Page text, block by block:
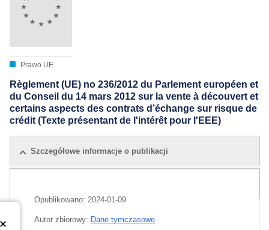
Prawo UE
Règlement (UE) no 236/2012 du Parlement européen et
du Conseil du 14 mars 2012 sur la vente à découvert et
certains aspects des contrats d’échange sur risque de
crédit (Texte présentant de l'intérêt pour l'EEE)
Szczegółowe informacje o publikacji
Opublikowano: 2024-01-09
Autor zbiorowy: Dane tymczasowe